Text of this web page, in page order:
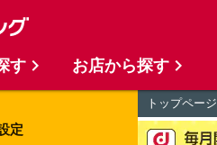
定
トップページ
す お店から探す